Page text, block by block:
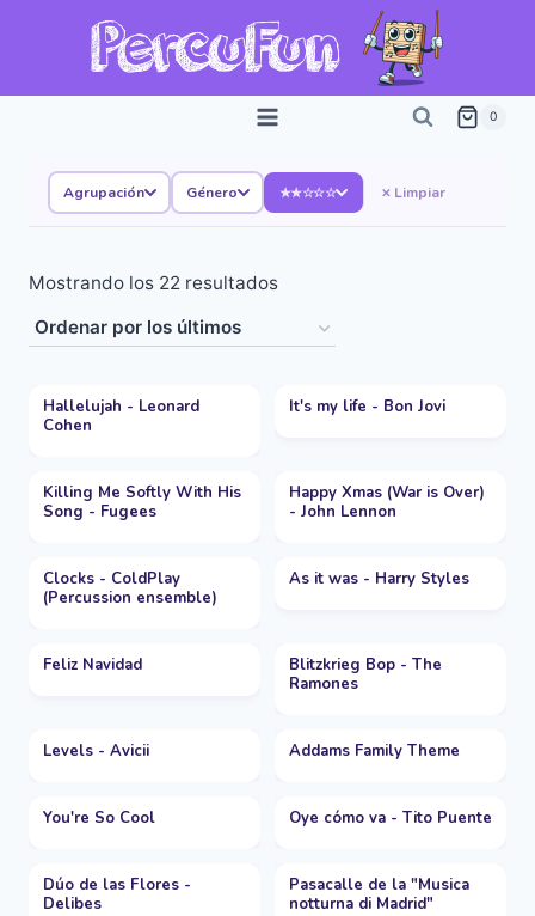
contenido
0
Agrupación Género ★★☆☆☆ Limpiar
Mostrando los 22 resultadosOrdenado
los
Hallelujah - Leonard
Cohen
It's my life - Bon Jovi
Killing Me Softly With His
Song - Fugees
Happy Xmas (War is Over)
- John Lennon
Clocks - ColdPlay
(Percussion ensemble)
As it was - Harry Styles
Feliz Navidad
Blitzkrieg Bop - The
Ramones
Levels - Avicii Addams Family Theme
You're So Cool Oye cómo va - Tito Puente
Dúo de las Flores -
Delibes
Pasacalle de la "Musica
notturna di Madrid"